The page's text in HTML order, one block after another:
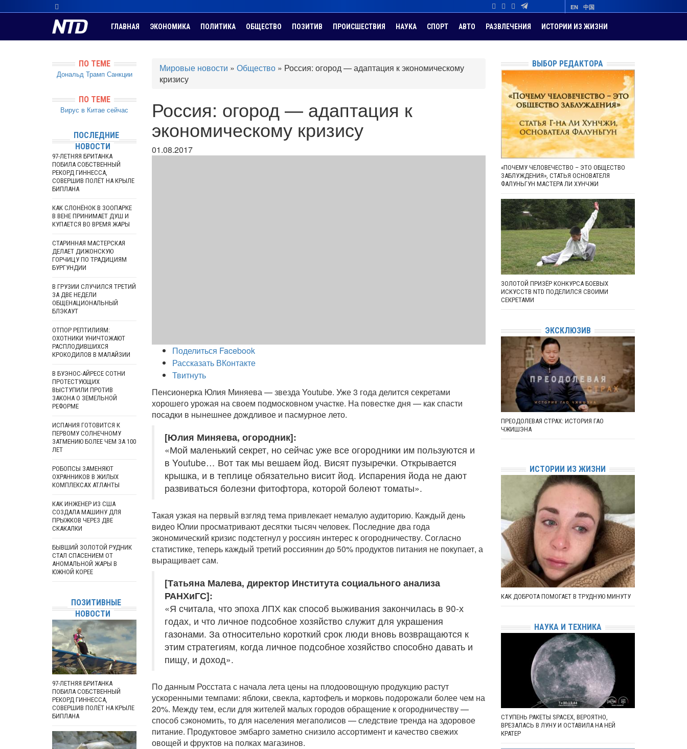
EN 中国
ГЛАВНАЯ ЭКОНОМИКА ПОЛИТИКА ОБЩЕСТВО ПОЗИТИВ ПРОИСШЕСТВИЯ НАУКА СПОРТ АВТО РАЗВЛЕЧЕНИЯ ИСТОРИИ ИЗ ЖИЗНИ
Мировые новости » Общество » Россия: огород — адаптация к экономическому
кризису
Россия: огород — адаптация к
экономическому кризису
01.08.2017
Поделиться Facebook
Рассказать ВКонтакте
Твитнуть
Пенсионерка Юлия Миняева — звезда Youtube. Уже 3 года делится секретами
хорошего урожая на своем подмосковном участке. На повестке дня — как спасти
посадки в нынешнее дождливое и пасмурное лето.
[Юлия Миняева, огородник]:
«Мой маленький секрет, но сейчас уже все огородники им пользуются и
в Youtube… Вот так мы вешаем йод. Висят пузыречки. Открывается
крышка, и в теплице обязательно висит йод. Испарения йода не дают
развиваться болезни фитофтора, которой болеют томаты».
Такая узкая на первый взгляд тема привлекает немалую аудиторию. Каждый день
видео Юлии просматривают десятки тысяч человек. Последние два года
экономический кризис подстегнул у россиян интерес к огородничеству. Согласно
статистике, теперь каждый третий россиянин до 50% продуктов питания не покупает, а
выращивает сам.
[Татьяна Малева, директор Института социального анализа
РАНХиГС]:
«Я считала, что эпоха ЛПХ как способ выживания закончилась в 90-х
годах, и что личное подсобное хозяйство служит для украшения
газонами. За относительно короткий срок люди вновь возвращаются к
этим стратегиям, когда личное подсобное хозяйство способно давать и
пищу, и доход».
По данным Росстата с начала лета цены на плодоовощную продукцию растут
ускоренными темпами: яблоки, свекла, картофель и морковь подорожали более чем на
20%. Между тем, если для жителей малых городов обращение к огородничеству —
способ сэкономить, то для населения мегаполисов — следствие тренда на здоровое
питание. Продуктовое эмбарго заметно снизило ассортимент и качество свежих
овощей и фруктов на полках магазинов.
ПО ТЕМЕ
Дональд Трамп Санкции
ПО ТЕМЕ
Вирус в Китае сейчас
ПОСЛЕДНИЕ
НОВОСТИ
97-ЛЕТНЯЯ БРИТАНКА
ПОБИЛА СОБСТВЕННЫЙ
РЕКОРД ГИННЕССА,
СОВЕРШИВ ПОЛЁТ НА КРЫЛЕ
БИПЛАНА
КАК СЛОНЁНОК В ЗООПАРКЕ
В ВЕНЕ ПРИНИМАЕТ ДУШ И
КУПАЕТСЯ ВО ВРЕМЯ ЖАРЫ
СТАРИННАЯ МАСТЕРСКАЯ
ДЕЛАЕТ ДИЖОНСКУЮ
ГОРЧИЦУ ПО ТРАДИЦИЯМ
БУРГУНДИИ
В ГРУЗИИ СЛУЧИЛСЯ ТРЕТИЙ
ЗА ДВЕ НЕДЕЛИ
ОБЩЕНАЦИОНАЛЬНЫЙ
БЛЭКАУТ
ОТПОР РЕПТИЛИЯМ:
ОХОТНИКИ УНИЧТОЖАЮТ
РАСПЛОДИВШИХСЯ
КРОКОДИЛОВ В МАЛАЙЗИИ
В БУЭНОС-АЙРЕСЕ СОТНИ
ПРОТЕСТУЮЩИХ
ВЫСТУПИЛИ ПРОТИВ
ЗАКОНА О ЗЕМЕЛЬНОЙ
РЕФОРМЕ
ИСПАНИЯ ГОТОВИТСЯ К
ПЕРВОМУ СОЛНЕЧНОМУ
ЗАТМЕНИЮ БОЛЕЕ ЧЕМ ЗА 100
ЛЕТ
РОБОПСЫ ЗАМЕНЯЮТ
ОХРАННИКОВ В ЖИЛЫХ
КОМПЛЕКСАХ АТЛАНТЫ
КАК ИНЖЕНЕР ИЗ США
СОЗДАЛА МАШИНУ ДЛЯ
ПРЫЖКОВ ЧЕРЕЗ ДВЕ
СКАКАЛКИ
БЫВШИЙ ЗОЛОТОЙ РУДНИК
СТАЛ СПАСЕНИЕМ ОТ
АНОМАЛЬНОЙ ЖАРЫ В
ЮЖНОЙ КОРЕЕ
ПОЗИТИВНЫЕ
НОВОСТИ
97-ЛЕТНЯЯ БРИТАНКА
ПОБИЛА СОБСТВЕННЫЙ
РЕКОРД ГИННЕССА,
СОВЕРШИВ ПОЛЁТ НА КРЫЛЕ
БИПЛАНА
ВЫБОР РЕДАКТОРА
«ПОЧЕМУ ЧЕЛОВЕЧЕСТВО – ЭТО ОБЩЕСТВО
ЗАБЛУЖДЕНИЯ», СТАТЬЯ ОСНОВАТЕЛЯ
ФАЛУНЬГУН МАСТЕРА ЛИ ХУНЧЖИ
ЗОЛОТОЙ ПРИЗЁР КОНКУРСА БОЕВЫХ
ИСКУССТВ NTD ПОДЕЛИЛСЯ СВОИМИ
СЕКРЕТАМИ
ЭКСКЛЮЗИВ
ПРЕОДОЛЕВАЯ СТРАХ: ИСТОРИЯ ГАО
ЧЖИШЭНА
ИСТОРИИ ИЗ ЖИЗНИ
КАК ДОБРОТА ПОМОГАЕТ В ТРУДНУЮ МИНУТУ
НАУКА И ТЕХНИКА
СТУПЕНЬ РАКЕТЫ SPACEX, ВЕРОЯТНО,
ВРЕЗАЛАСЬ В ЛУНУ И ОСТАВИЛА НА НЕЙ
КРАТЕР